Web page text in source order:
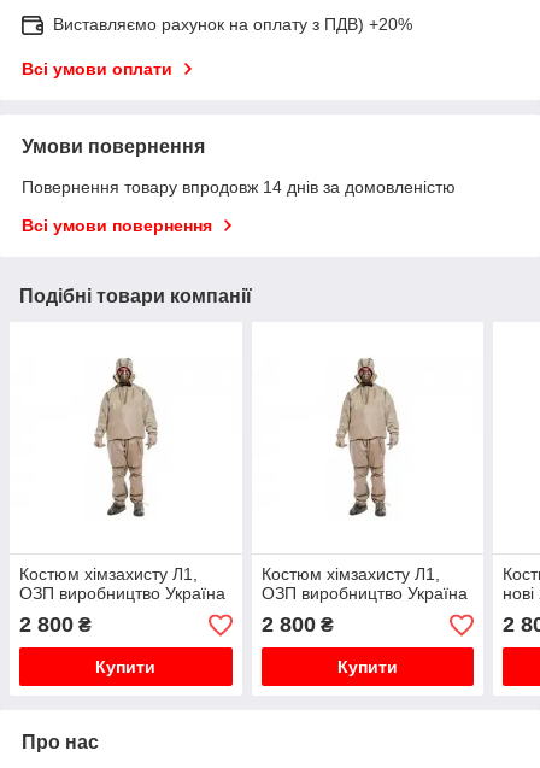
Виставляємо рахунок на оплату з ПДВ) +20%
Всі умови оплати
Умови повернення
Повернення товару впродовж 14 днів за домовленістю
Всі умови повернення
Подібні товари компанії
Костюм хімзахисту Л1,
ОЗП виробництво Україна
2 800 ₴
Купити
Костюм хімзахисту Л1,
ОЗП виробництво Україна
2 800₴
Купити
2
Про нас